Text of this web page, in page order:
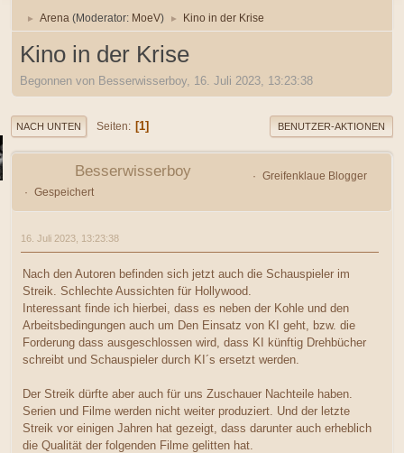
► Arena (Moderator: MoeV) ► Kino in der Krise
Kino in der Krise
Begonnen von Besserwisserboy, 16. Juli 2023, 13:23:38
NACH UNTEN Seiten 1 BENUTZER-AKTIONEN
Besserwisserboy
Greifenklaue Blogger
Gespeichert
16. Juli 2023, 13:23:38
Nach den Autoren befinden sich jetzt auch die Schauspieler im
Streik. Schlechte Aussichten für Hollywood.
Interessant finde ich hierbei, dass es neben der Kohle und den
Arbeitsbedingungen auch um Den Einsatz von KI geht, bzw. die
Forderung dass ausgeschlossen wird, dass KI künftig Drehbücher
schreibt und Schauspieler durch KI´s ersetzt werden.
Der Streik dürfte aber auch für uns Zuschauer Nachteile haben.
Serien und Filme werden nicht weiter produziert. Und der letzte
Streik vor einigen Jahren hat gezeigt, dass darunter auch erheblich
die Qualität der folgenden Filme gelitten hat.